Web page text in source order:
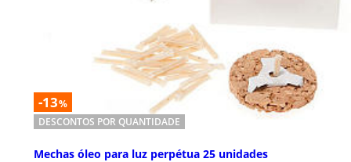
-13%
DESCONTOS POR QUANTIDADE
Mechas óleo para luz perpétua 25 unidades